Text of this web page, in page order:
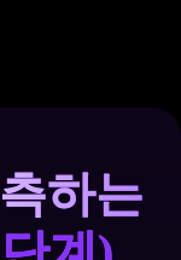
하는